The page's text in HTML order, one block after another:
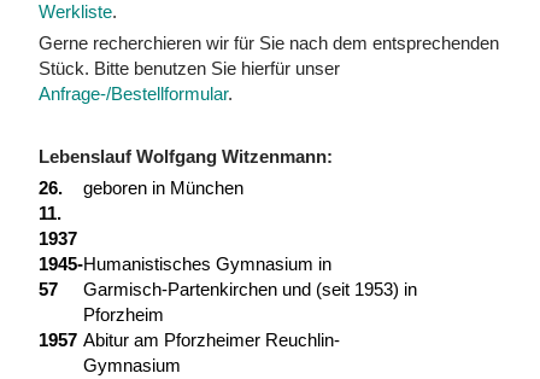
Werkliste.
Gerne recherchieren wir für Sie nach dem entsprechenden
Stück. Bitte benutzen Sie hierfür unser
Anfrage-/Bestellformular.
Lebenslauf Wolfgang Witzenmann:
26.
11.
1937
geboren in München
1945-
57
Humanistisches Gymnasium in
Garmisch-Partenkirchen und (seit 1953) in
Pforzheim
1957 Abitur am Pforzheimer Reuchlin-
Gymnasium